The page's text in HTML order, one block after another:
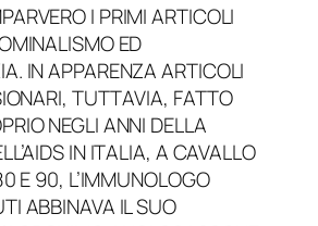
I PRIMI ARTICOLI
ED
IN APPARENZA ARTICOLI
TUTTAVIA, FATTO
NEGLI ANNI DELLA
IN ITALIA, A CAVALLO
E 90, L’IMMUNOLOGO
ABBINAVA IL SUO